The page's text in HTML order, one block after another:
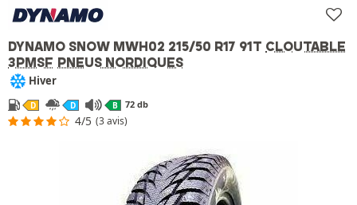
DYNAMO SNOW MWH02 215/50 R17 91T CLOUTABLE
3PMSF PNEUS NORDIQUES
Hiver
D D B 72 db
4/5 (3 avis)